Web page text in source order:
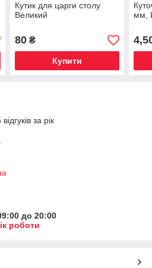
Кутик для царги столу
Великий
80₴
Купити
мм,
за рік
до 20:00
роботи